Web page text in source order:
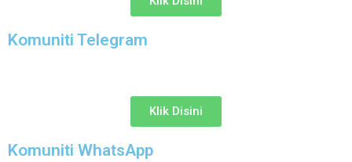
Komuniti Telegram
Klik Disini
Komuniti WhatsApp